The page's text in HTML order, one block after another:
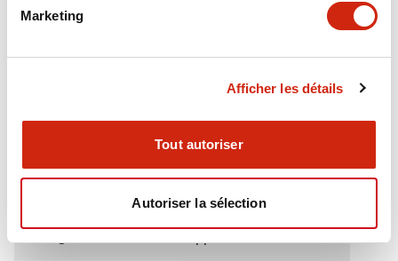
Marketing
Afficher les détails
Tout autoriser
Autoriser la sélection
Mechanical Specifications
Documents et fichiers